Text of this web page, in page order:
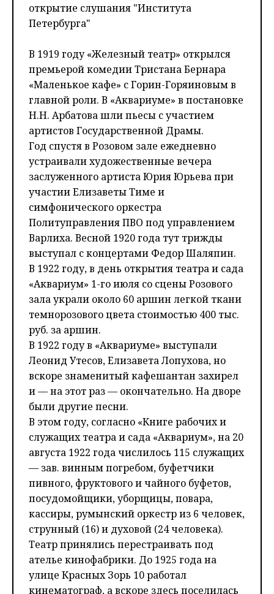
открытие слушания "Института
Петербурга"
В 1919 году «Железный театр» открылся
премьерой комедии Тристана Бернара
«Маленькое кафе» с Горин-Горяиновым в
главной роли. В «Аквариуме» в постановке
Н.Н. Арбатова шли пьесы с участием
артистов Государственной Драмы.
Год спустя в Розовом зале ежедневно
устраивали художественные вечера
заслуженного артиста Юрия Юрьева при
участии Елизаветы Тиме и
симфонического оркестра
Политуправления ПВО под управлением
Варлиха. Весной 1920 года тут трижды
выступал с концертами Федор Шаляпин.
В 1922 году, в день открытия театра и сада
«Аквариум» 1-го июля со сцены Розового
зала украли около 60 аршин легкой ткани
темнорозового цвета стоимостью 400 тыс.
руб. за аршин.
В 1922 году в «Аквариуме» выступали
Леонид Утесов, Елизавета Лопухова, но
вскоре знаменитый кафешантан захирел
и — на этот раз — окончательно. На дворе
были другие песни.
В этом году, согласно «Книге рабочих и
служащих театра и сада «Аквариум», на 20
августа 1922 года числилось 115 служащих
— зав. винным погребом, буфетчики
пивного, фруктового и чайного буфетов,
посудомойщики, уборщицы, повара,
кассиры, румынский оркестр из 6 человек,
струнный (16) и духовой (24 человека).
Театр принялись перестраивать под
ателье кинофабрики. До 1925 года на
улице Красных Зорь 10 работал
кинематограф, а вскоре здесь поселилась